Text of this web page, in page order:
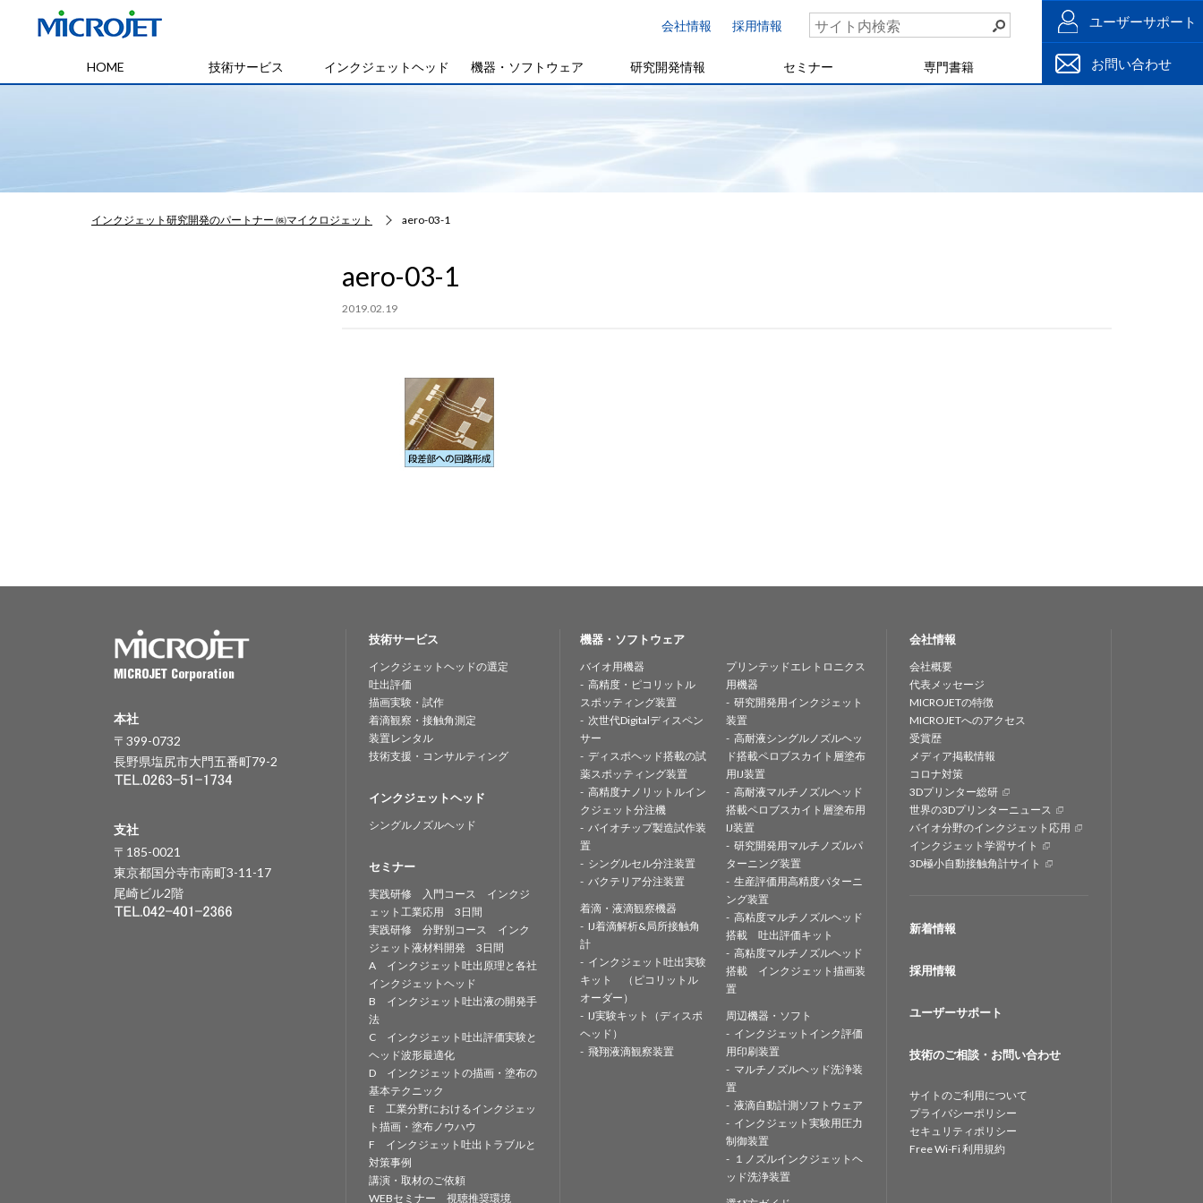
会社情報 採用情報
HOME 技術サービス インクジェットヘッド 機器・ソフトウェア 研究開発情報 セミナー 専門書籍
ユーザーサポート
お問い合わせ
インクジェット研究開発のパートナー ㈱マイクロジェット aero-03-1
aero-03-1
2019.02.19
本社
〒399-0732
長野県塩尻市大門五番町79-2
支社
〒185-0021
東京都国分寺市南町3-11-17
尾崎ビル2階
技術サービス
インクジェットヘッドの選定
吐出評価
描画実験・試作
着滴観察・接触角測定
装置レンタル
技術支援・コンサルティング
インクジェットヘッド
シングルノズルヘッド
セミナー
実践研修 入門コース インクジ
ェット工業応用 3日間
実践研修 分野別コース インク
ジェット液材料開発 3日間
A インクジェット吐出原理と各社
インクジェットヘッド
B インクジェット吐出液の開発手
法
C インクジェット吐出評価実験と
ヘッド波形最適化
D インクジェットの描画・塗布の
基本テクニック
E 工業分野におけるインクジェッ
ト描画・塗布ノウハウ
F インクジェット吐出トラブルと
対策事例
講演・取材のご依頼
WEBセミナー 視聴推奨環境
機器・ソフトウェア
バイオ用機器
高精度・ピコリットル
スポッティング装置
次世代Digitalディスペン
サー
ディスポヘッド搭載の試
薬スポッティング装置
高精度ナノリットルイン
クジェット分注機
バイオチップ製造試作装
置
シングルセル分注装置
バクテリア分注装置
着滴・液滴観察機器
IJ着滴解析&局所接触角
計
インクジェット吐出実験
キット （ピコリットル
オーダー）
IJ実験キット（ディスポ
ヘッド）
飛翔液滴観察装置
プリンテッドエレトロニクス
用機器
研究開発用インクジェット
装置
高耐液シングルノズルヘッ
ド搭載ペロブスカイト層塗布
用IJ装置
高耐液マルチノズルヘッド
搭載ペロブスカイト層塗布用
IJ装置
研究開発用マルチノズルパ
ターニング装置
生産評価用高精度パターニ
ング装置
高粘度マルチノズルヘッド
搭載 吐出評価キット
高粘度マルチノズルヘッド
搭載 インクジェット描画装
置
周辺機器・ソフト
インクジェットインク評価
用印刷装置
マルチノズルヘッド洗浄装
置
液滴自動計測ソフトウェア
インクジェット実験用圧力
制御装置
１ノズルインクジェットヘ
ッド洗浄装置
会社情報
会社概要
代表メッセージ
MICROJETの特徴
MICROJETへのアクセス
受賞歴
メディア掲載情報
コロナ対策
3Dプリンター総研
世界の3Dプリンターニュース
バイオ分野のインクジェット応用
インクジェット学習サイト
3D極小自動接触角計サイト
新着情報
採用情報
ユーザーサポート
技術のご相談・お問い合わせ
サイトのご利用について
プライバシーポリシー
セキュリティポリシー
Free Wi-Fi 利用規約